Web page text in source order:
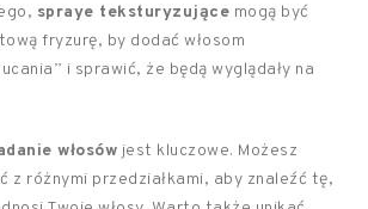
spraye teksturyzujące mogą być
fryzurę, by dodać włosom
i sprawić, że będą wyglądały na
włosów jest kluczowe. Możesz
z różnymi przedziałkami, aby znaleźć tę,